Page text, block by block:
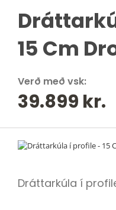
15 Cm
Verð með vsk:
39.899 kr.
Dráttarkúla í